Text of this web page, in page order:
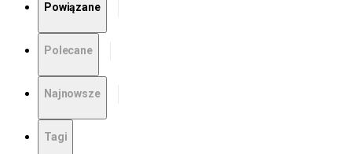
Powiązane
Polecane
Najnowsze
Tagi